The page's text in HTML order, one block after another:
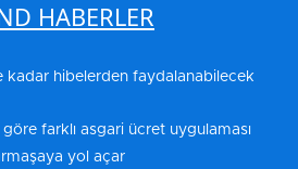
HABERLER
kadar hibelerden faydalanabilecek
farklı asgari ücret uygulaması
yol açar